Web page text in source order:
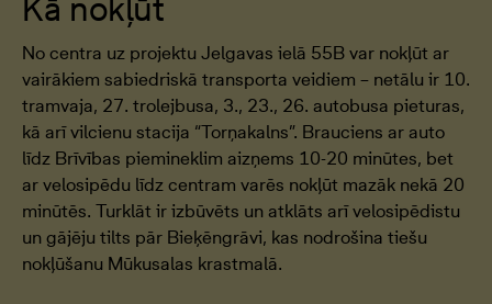
Kā nokļūt
No centra uz projektu Jelgavas ielā 55B var nokļūt ar
vairākiem sabiedriskā transporta veidiem – netālu ir 10.
tramvaja, 27. trolejbusa, 3., 23., 26. autobusa pieturas,
kā arī vilcienu stacija “Torņakalns”. Brauciens ar auto
līdz Brīvības piemineklim aizņems 10-20 minūtes, bet
ar velosipēdu līdz centram varēs nokļūt mazāk nekā 20
minūtēs. Turklāt ir izbūvēts un atklāts arī velosipēdistu
un gājēju tilts pār Bieķēngrāvi, kas nodrošina tiešu
nokļūšanu Mūkusalas krastmalā.